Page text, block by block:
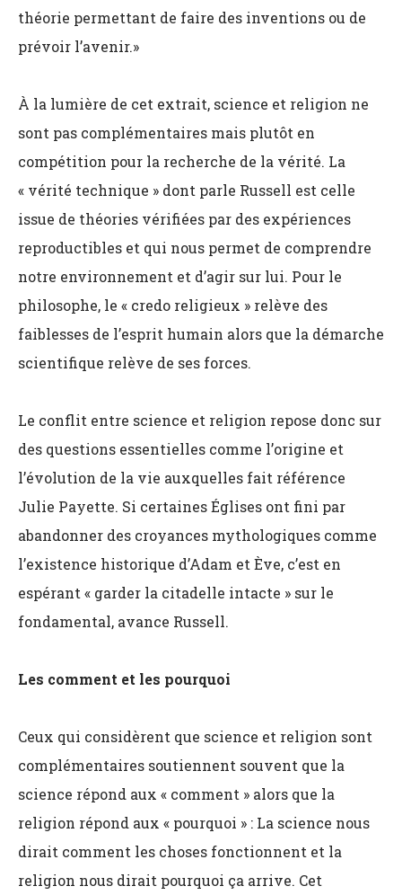
théorie permettant de faire des inventions ou de
prévoir l’avenir.»
À la lumière de cet extrait, science et religion ne
sont pas complémentaires mais plutôt en
compétition pour la recherche de la vérité. La
« vérité technique » dont parle Russell est celle
issue de théories vérifiées par des expériences
reproductibles et qui nous permet de comprendre
notre environnement et d’agir sur lui. Pour le
philosophe, le « credo religieux » relève des
faiblesses de l’esprit humain alors que la démarche
scientifique relève de ses forces.
Le conflit entre science et religion repose donc sur
des questions essentielles comme l’origine et
l’évolution de la vie auxquelles fait référence
Julie Payette. Si certaines Églises ont fini par
abandonner des croyances mythologiques comme
l’existence historique d’Adam et Ève, c’est en
espérant « garder la citadelle intacte » sur le
fondamental, avance Russell.
Les comment et les pourquoi
Ceux qui considèrent que science et religion sont
complémentaires soutiennent souvent que la
science répond aux « comment » alors que la
religion répond aux « pourquoi » : La science nous
dirait comment les choses fonctionnent et la
religion nous dirait pourquoi ça arrive. Cet